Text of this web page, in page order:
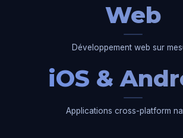
Web
Développement web sur
iOS &
Applications cross-platform